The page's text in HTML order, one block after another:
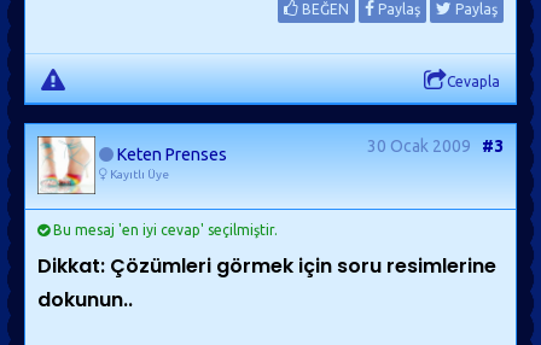
BEĞEN Paylaş Paylaş
Cevapla
Keten Prenses
Kayıtlı Üye
30 Ocak 2009 #3
Bu mesaj 'en iyi cevap' seçilmiştir.
Dikkat: Çözümleri görmek için soru resimlerine
dokunun..